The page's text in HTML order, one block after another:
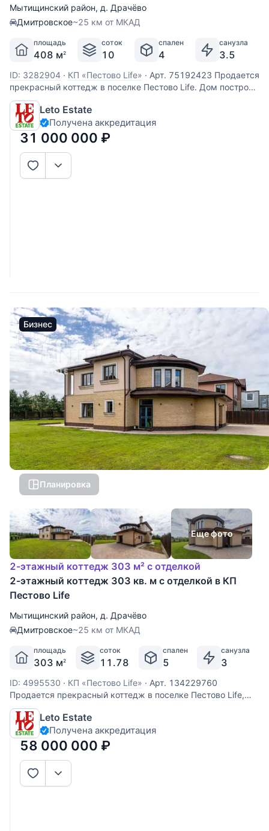
Мытищинский район, д. Драчёво
Дмитровское~25 км от МКАД
площадь
408 м2
соток
10
спален
4
санузла
3.5
ID: 3282904 · КП «Пестово Life» · Арт. 75192423 Продается
прекрасный коттедж в поселке Пестово Life. Дом построен
из керамического кирпича, отделан снаружи декоративной
плиткой. Установлены дорогие деревянные стеклопакеты,
кровля покрыта мягкой черепицей. Все центральные
Leto Estate
Получена аккредитация
31 000 000 ₽
Бизнес
Планировка
Еще фото
2-этажный коттедж 303 м² с отделкой
2-этажный коттедж 303 кв. м с отделкой в КП
Пестово Life
Мытищинский район, д. Драчёво
Дмитровское~25 км от МКАД
площадь
303 м2
соток
11.78
спален
5
санузла
3
ID: 4995530 · КП «Пестово Life» · Арт. 134229760
Продается прекрасный коттедж в поселке Пестово Life,
всего в 26 км от Москвы по скоростному Дмитровскому
шоссе, в окружении леса и "Большой воды". Дом построен
из керамического кирпича, отделан снаружи декоративной
плиткой. Дом
Leto Estate
Получена аккредитация
58 000 000 ₽